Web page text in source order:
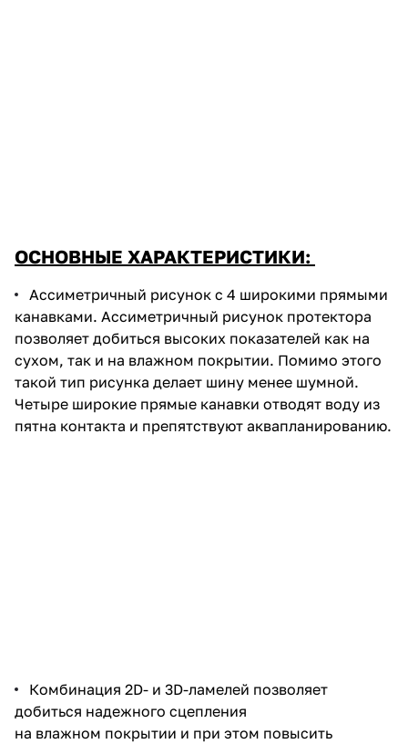
ОСНОВНЫЕ ХАРАКТЕРИСТИКИ:
Ассиметричный рисунок с 4 широкими прямыми
канавками. Ассиметричный рисунок протектора
позволяет добиться высоких показателей как на
сухом, так и на влажном покрытии. Помимо этого
такой тип рисунка делает шину менее шумной.
Четыре широкие прямые канавки отводят воду из
пятна контакта и препятствуют аквапланированию.
Комбинация 2D- и 3D-ламелей позволяет
добиться надежного сцепления
на влажном покрытии и при этом повысить